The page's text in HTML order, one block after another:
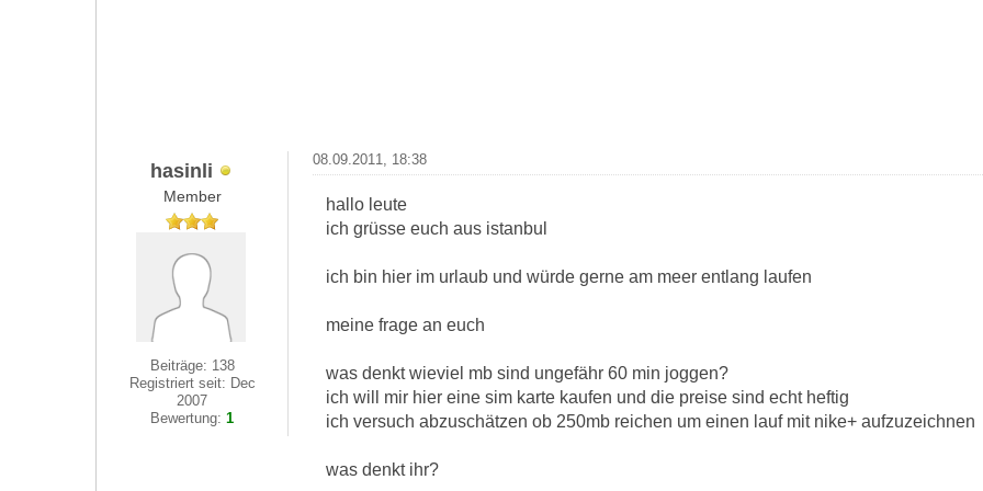
hasinli
Member
Beiträge: 138
Registriert seit: Dec
2007
Bewertung:1
08.09.2011, 18:38
hallo leute
ich grüsse euch aus istanbul
ich bin hier im urlaub und würde gerne am meer entlang laufen
meine frage an euch
was denkt wieviel mb sind ungefähr 60 min joggen?
ich will mir hier eine sim karte kaufen und die preise sind echt heftig
ich versuch abzuschätzen ob 250mb reichen um einen lauf mit nike+ aufzuzeichnen
was denkt ihr?